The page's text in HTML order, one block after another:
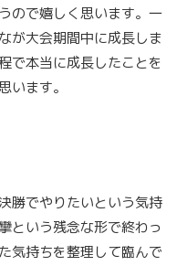
ので嬉しく思います。一
が大会期間中に成長しま
で本当に成長したことを
います。
勝でやりたいという気持
という残念な形で終わっ
気持ちを整理して臨んで